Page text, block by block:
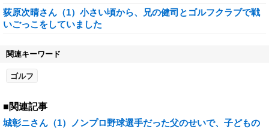
荻原次晴さん（1）小さい頃から、兄の健司とゴルフクラブで戦
いごっこをしていました
関連キーワード
ゴルフ
■関連記事
城彰ニさん（1）ノンプロ野球選手だった父のせいで、子どもの